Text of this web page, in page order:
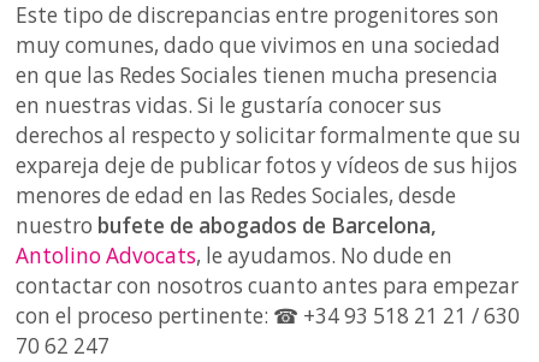
Este tipo de discrepancias entre progenitores son
muy comunes, dado que vivimos en una sociedad
en que las Redes Sociales tienen mucha presencia
en nuestras vidas. Si le gustaría conocer sus
derechos al respecto y solicitar formalmente que su
expareja deje de publicar fotos y vídeos de sus hijos
menores de edad en las Redes Sociales, desde
nuestro bufete de abogados de Barcelona,
Antolino Advocats, le ayudamos. No dude en
contactar con nosotros cuanto antes para empezar
con el proceso pertinente: ☎ +34 93 518 21 21 / 630
70 62 247